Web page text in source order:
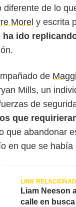
diferente de lo
Morel y escrita
ha ido
de
Mills, un
de
que
que abandonar
en que se había
Liam Neeson
calle en